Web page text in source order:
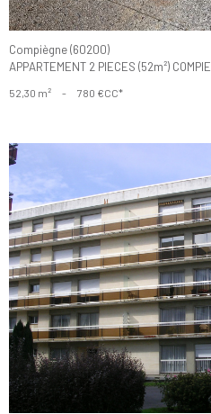
Compiègne (60200)
APPARTEMENT 2 PIECES (52m²)
52,30 m² - 780 €CC*